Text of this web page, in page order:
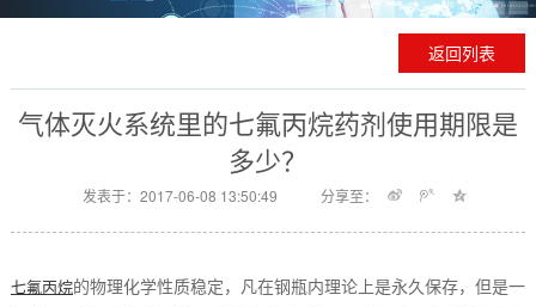
返回列表
气体灭火系统里的七氟丙烷药剂使用期限是
多少？
发表于：2017-06-08 13:50:49 分享至：
七氟丙烷的物理化学性质稳定，凡在钢瓶内理论上是永久保存，但是一